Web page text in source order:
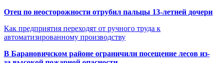
Отец по неосторожности отрубил пальцы 13-летней дочери
Как предприятия переходят от ручного труда к
автоматизированному производству
В Барановичском районе ограничили посещение лесов из-